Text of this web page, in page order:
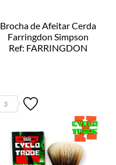
Brocha de Afeitar Cerda
Farringdon Simpson
Ref: FARRINGDON
3